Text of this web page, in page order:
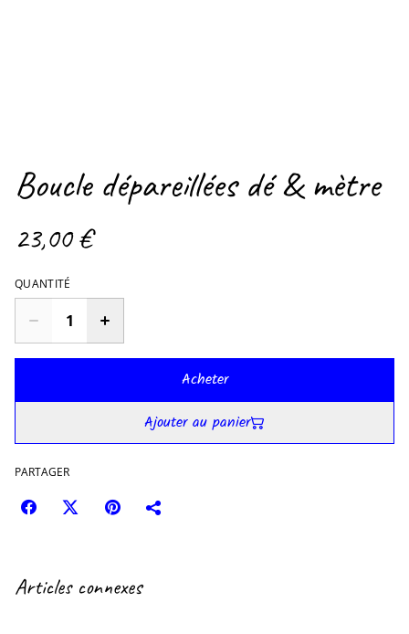
Boucle dépareillées dé & mètre
23,00 €
QUANTITÉ
Acheter
Ajouter au panier
PARTAGER
Articles connexes